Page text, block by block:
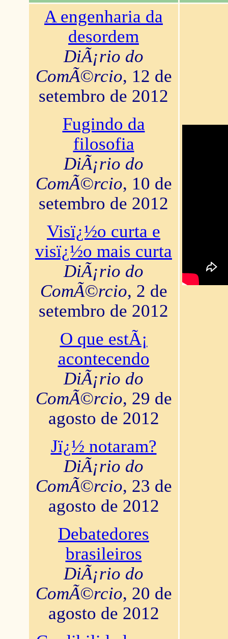
A engenharia da
desordem
DiÃ¡rio do
ComÃ©rcio, 12 de
setembro de 2012
Fugindo da
filosofia
DiÃ¡rio do
ComÃ©rcio, 10 de
setembro de 2012
Visï¿½o curta e
visï¿½o mais curta
DiÃ¡rio do
ComÃ©rcio, 2 de
setembro de 2012
O que estÃ¡
acontecendo
DiÃ¡rio do
ComÃ©rcio, 29 de
agosto de 2012
Jï¿½ notaram?
DiÃ¡rio do
ComÃ©rcio, 23 de
agosto de 2012
Debatedores
brasileiros
DiÃ¡rio do
ComÃ©rcio, 20 de
agosto de 2012